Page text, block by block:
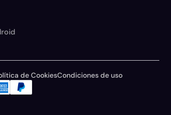
de CookiesCondiciones de uso